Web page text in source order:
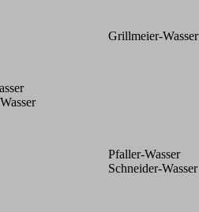
Grillmeier-Wasser
Pfaller-Wasser
Schneider-Wasser